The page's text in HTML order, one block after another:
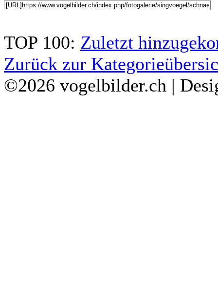
TOP 100: Zuletzt
Zurück zur
©2026 vogelbilder.ch |